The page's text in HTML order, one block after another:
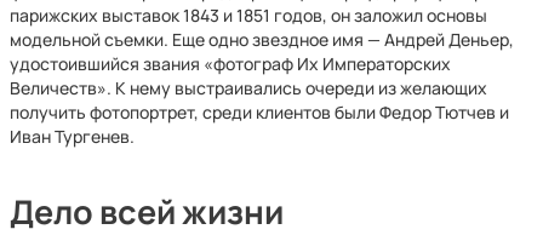
парижских выставок 1843 и 1851 годов, он заложил основы
модельной съемки. Еще одно звездное имя — Андрей Деньер,
удостоившийся звания «фотограф Их Императорских
Величеств». К нему выстраивались очереди из желающих
получить фотопортрет, среди клиентов были Федор Тютчев и
Иван Тургенев.
Дело всей жизни